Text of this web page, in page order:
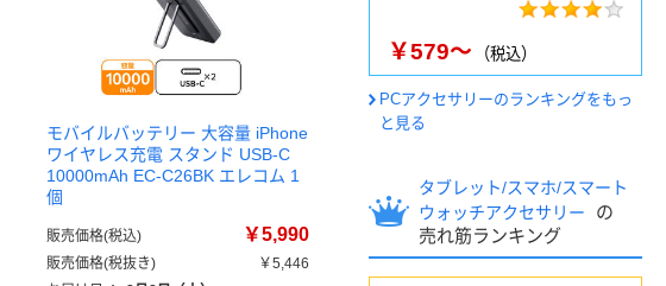
モバイルバッテリー 大容量 iPhone
ワイヤレス充電 スタンド USB-C
10000mAh EC-C26BK エレコム 1
個
販売価格(税込) ￥5,990
販売価格(税抜き)
￥5,446
￥579～ （税込）
PCアクセサリーのランキングをもっ
と見る
タブレット/スマホ/スマート
ウォッチアクセサリー
の
売れ筋ランキング